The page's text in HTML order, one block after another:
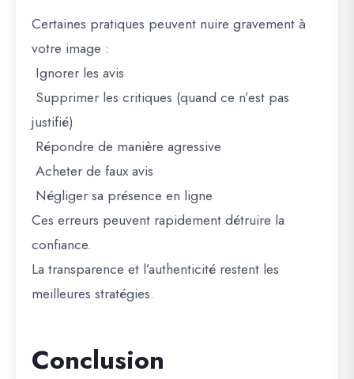
Certaines pratiques peuvent nuire gravement à
votre image :
Ignorer les avis
Supprimer les critiques (quand ce n’est pas
justifié)
Répondre de manière agressive
Acheter de faux avis
Négliger sa présence en ligne
Ces erreurs peuvent rapidement détruire la
confiance.
La transparence et l’authenticité restent les
meilleures stratégies.
Conclusion